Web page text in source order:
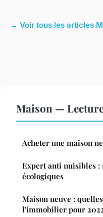
← Voir tous les articles
Maison —
Acheter une maison
Expert anti nuisibles :
écologiques
Maison neuve :
l'immobilier pour